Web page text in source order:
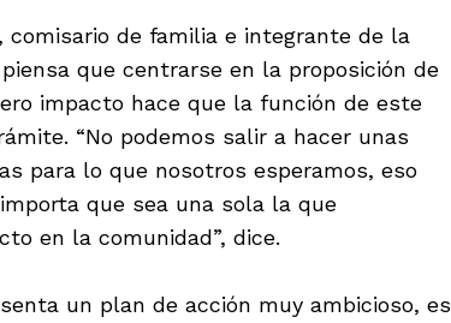
comisario de familia e integrante de la
que centrarse en la proposición de
impacto hace que la función de este
“No podemos salir a hacer unas
para lo que nosotros esperamos, eso
que sea una sola la que
en la comunidad”, dice.
un plan de acción muy ambicioso, es